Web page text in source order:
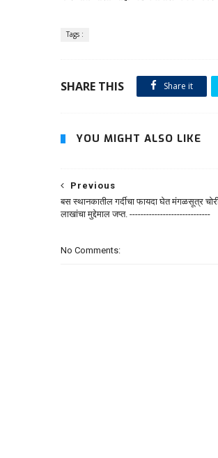
Tags :
SHARE THIS Share it
YOU MIGHT ALSO LIKE
Previous
बस स्थानकातील गर्दीचा फायदा घेत मंगळसूत्र
लाखांचा मुद्देमाल जप्त. -----------------------------
No Comments: